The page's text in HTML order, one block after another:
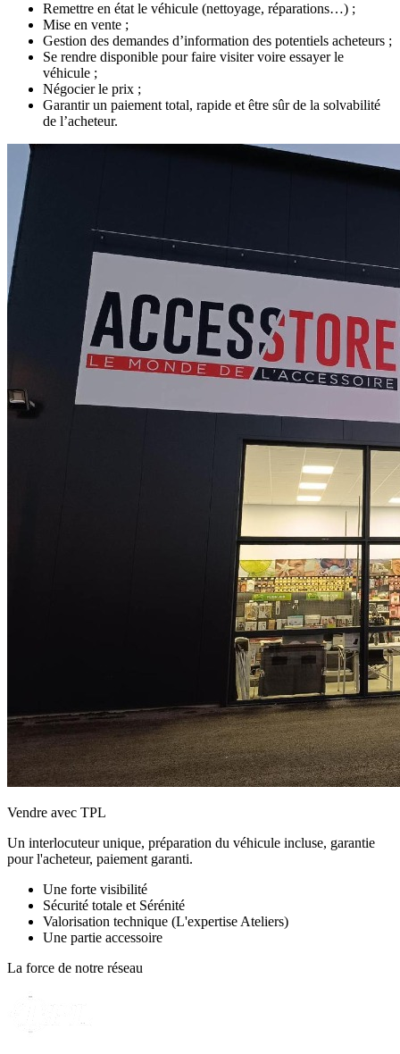
Remettre en état le véhicule (nettoyage, réparations…) ;
Mise en vente ;
Gestion des demandes d’information des potentiels acheteurs ;
Se rendre disponible pour faire visiter voire essayer le
véhicule ;
Négocier le prix ;
Garantir un paiement total, rapide et être sûr de la solvabilité
de l’acheteur.
Vendre avec TPL
Un interlocuteur unique, préparation du véhicule incluse, garantie
pour l'acheteur, paiement garanti.
Une forte visibilité
Sécurité totale et Sérénité
Valorisation technique (L'expertise Ateliers)
Une partie accessoire
La force de notre réseau